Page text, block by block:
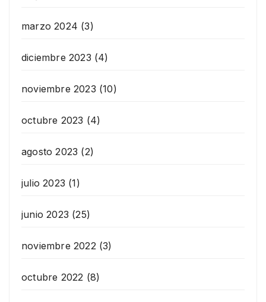
marzo 2024 (3)
diciembre 2023 (4)
noviembre 2023 (10)
octubre 2023 (4)
agosto 2023 (2)
julio 2023 (1)
junio 2023 (25)
noviembre 2022(3)
octubre 2022 (8)